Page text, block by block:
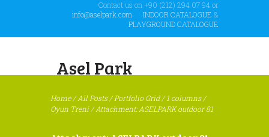
Contact us on +90 (212) 294 07 94 or
info@aselpark.com
INDOOR CATALOGUE &
PLAYGROUND CATALOGUE
Asel Park
Home/All Posts/Portfolio Grid/1 columns/
Oyun Treni/Attachment: ASELPARK outdoor 81